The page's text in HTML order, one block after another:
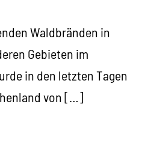
Waldbränden in
Gebieten im
in den letzten Tagen
von […]